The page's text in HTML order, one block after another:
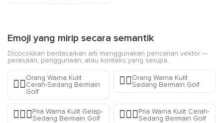
Emoji yang mirip secara semantik
Dicocokkan berdasarkan arti menggunakan pencarian vektor —
perasaan, penggunaan, atau konteks yang serupa.
🏌🏼
Orang Warna Kulit
Cerah-Sedang Bermain
Golf
🏌🏽Orang Warna Kulit
Sedang Bermain Golf
🏌🏾‍♂️Pria Warna Kulit Gelap-
Sedang Bermain Golf
🏌🏼‍♂️Pria Warna Kulit Cerah-
Sedang Bermain Golf